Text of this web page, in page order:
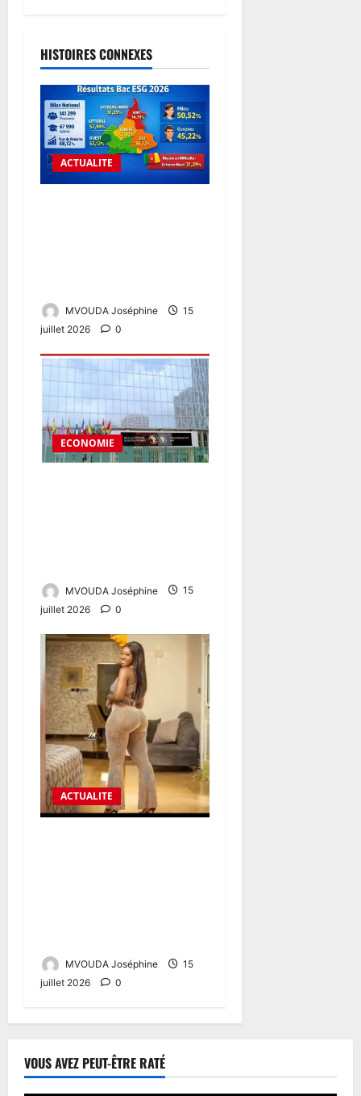
HISTOIRES CONNEXES
ACTUALITE
MVOUDA Joséphine
15
juillet 2026
0
ECONOMIE
MVOUDA Joséphine
15
juillet 2026
0
ACTUALITE
MVOUDA Joséphine
15
juillet 2026
0
VOUS AVEZ PEUT-ÊTRE RATÉ